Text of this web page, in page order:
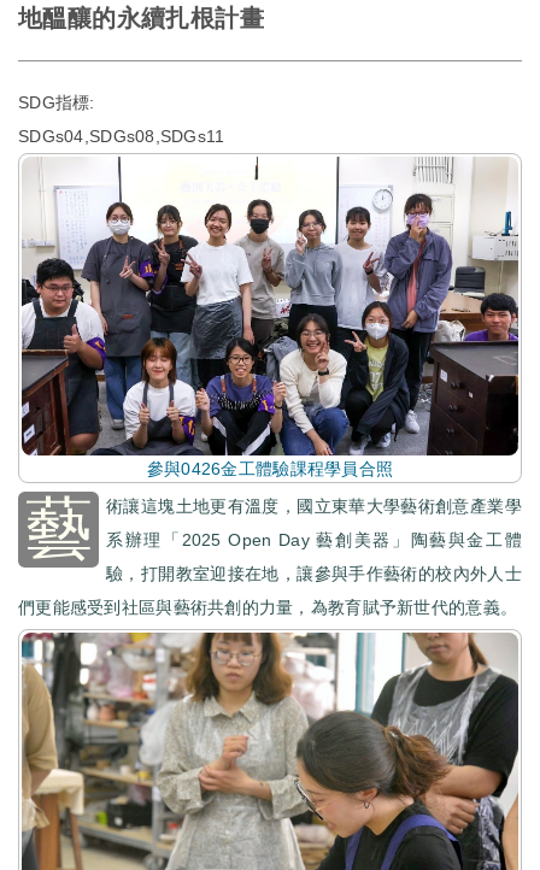
地醞釀的永續扎根計畫
SDG指標:
SDGs04,SDGs08,SDGs11
參與0426金工體驗課程學員合照
藝
術讓這塊土地更有溫度，國立東華大學藝術創意產業學
系辦理「2025 Open Day 藝創美器」陶藝與金工體
驗，打開教室迎接在地，讓參與手作藝術的校內外人士
們更能感受到社區與藝術共創的力量，為教育賦予新世代的意義。